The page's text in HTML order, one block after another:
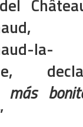
la-
más